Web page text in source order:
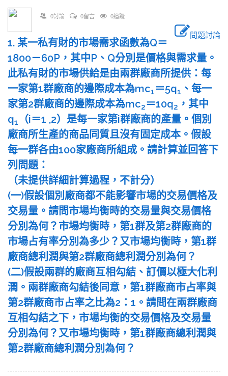
0討論 0留言 0追蹤
問題討論
1. 某一私有財的市場需求函數為Q＝
1800－60P，其中P、Q分別是價格與需求量。
此私有財的市場供給是由兩群廠商所提供：每
一家第1群廠商的邊際成本為mc1＝5q1 、每一
家第2群廠商的邊際成本為mc2＝10q2 ，其中
q1
（i＝1 ,2）是每一家第i群廠商的產量。個別
廠商所生產的商品同質且沒有固定成本。假設
每一群各由100家廠商所組成。請計算並回答下
列問題：
（未提供詳細計算過程，不計分）
(一)假設個別廠商都不能影響市場的交易價格及
交易量。請問市場均衡時的交易量與交易價格
分別為何？市場均衡時，第1群及第2群廠商的
市場占有率分別為多少？又市場均衡時，第1群
廠商總利潤與第2群廠商總利潤分別為何？
(二)假設兩群的廠商互相勾結、訂價以極大化利
潤。兩群廠商勾結後同意，第1群廠商市占率與
第2群廠商市占率之比為2：1。請問在兩群廠商
互相勾結之下，市場均衡的交易價格及交易量
分別為何？又市場均衡時，第1群廠商總利潤與
第2群廠商總利潤分別為何？